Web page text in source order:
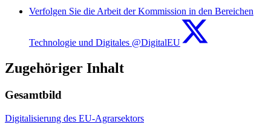
Verfolgen Sie die Arbeit der Kommission in den Bereichen
Technologie und Digitales @DigitalEU
Zugehöriger Inhalt
Gesamtbild
Digitalisierung des EU-Agrarsektors